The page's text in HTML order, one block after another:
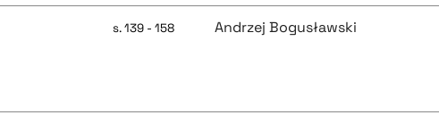
s. 139 - 158 Andrzej Bogusławski